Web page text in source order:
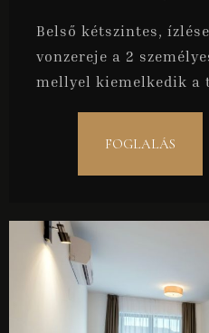
Belső kétszintes,
vonzereje a 2
mellyel kiemelkedik a
FOGLALÁS